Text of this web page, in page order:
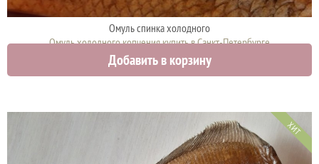
Омуль спинка холодного
Омуль холодного копчения купить в Санкт-Петербурге
2050 руб.
Добавить в корзину
ХИТ